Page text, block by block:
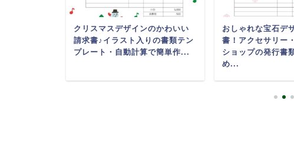
クリスマスデザインのかわいい
請求書♪イラスト入りの書類テン
プレート・自動計算で簡単作...
おしゃれな宝石デ
書！アクセサリー
ショップの発行書
め...